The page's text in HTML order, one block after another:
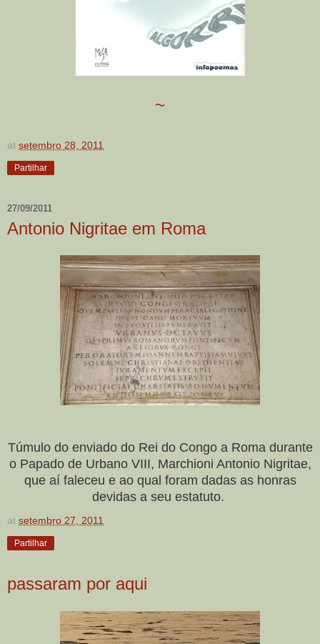
~
at setembro 28, 2011
Partilhar
27/09/2011
Antonio Nigritae em Roma
Túmulo do enviado do Rei do Congo a Roma durante
o Papado de Urbano VIII, Marchioni Antonio Nigritae,
que aí faleceu e ao qual foram dadas as honras
devidas a seu estatuto.
at setembro 27, 2011
Partilhar
passaram por aqui